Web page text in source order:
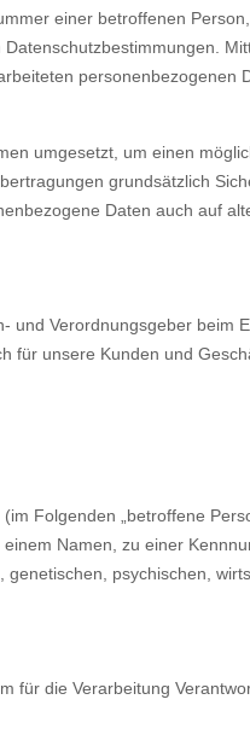
einer betroffenen
personenbezogenen
umgesetzt, um einen
grundsätzlich
Daten auch auf
und Verordnungsgeber beim
für unsere Kunden und
Folgenden „betroffene
Namen, zu einer
psychischen,
für die Verarbeitung